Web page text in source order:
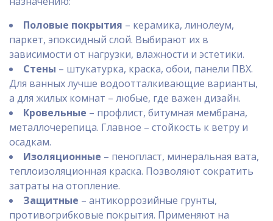
Половые покрытия – керамика, линолеум,
паркет, эпоксидный слой. Выбирают их в
зависимости от нагрузки, влажности и эстетики.
Стены – штукатурка, краска, обои, панели ПВХ.
Для ванных лучше водоотталкивающие варианты,
а для жилых комнат – любые, где важен дизайн.
Кровельные – профлист, битумная мембрана,
металлочерепица. Главное – стойкость к ветру и
осадкам.
Изоляционные – пенопласт, минеральная вата,
теплоизоляционная краска. Позволяют сократить
затраты на отопление.
Защитные – антикоррозийные грунты,
противогрибковые покрытия. Применяют на